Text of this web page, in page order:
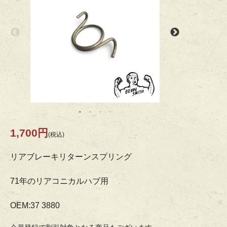
1,700円 (税込)
リアブレーキリターンスプリング
71年のリアコニカルハブ用
OEM:37 3880